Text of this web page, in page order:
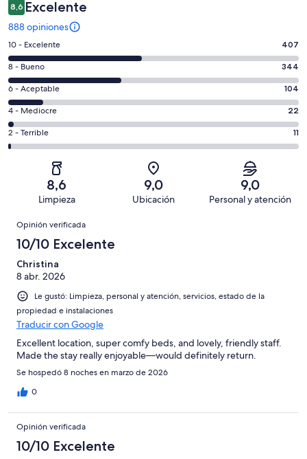
8,6 Excelente
888 opiniones
Evaluación:
10
-
Excelente.
407
de
888
opiniones
10 - Excelente 407
Evaluación:
8
-
Bueno.
344
de
opiniones
8 - Bueno 344
Evaluación:
6
-
Aceptable.
104
opiniones
6 - Aceptable 104
Evaluación:
4
-
4 - Mediocre 22
Evaluación:
2
888
2 - Terrible 11
8,6
Limpieza
9,0
Ubicación
9,0
Personal y atención
Opiniones
Opinión verificada
10/10 Excelente
Christina
8 abr. 2026
Le gustó: Limpieza, personal y atención, servicios, estado de la
propiedad e instalaciones
Traducir con Google
Excellent location, super comfy beds, and lovely, friendly staff.
Made the stay really enjoyable—would definitely return.
Se hospedó 8 noches en marzo de 2026
0
Opinión verificada
10/10 Excelente